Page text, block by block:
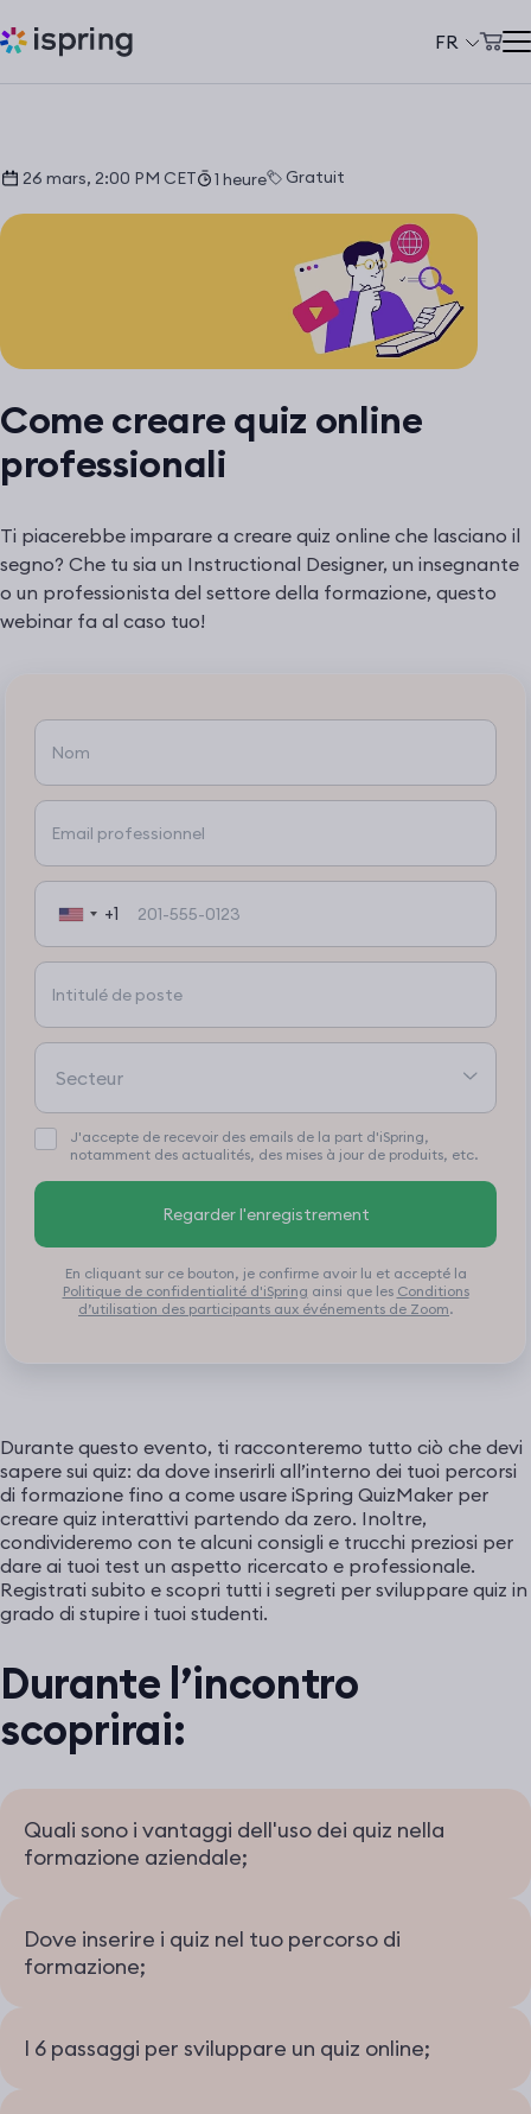
FR
Solutions
Clients
+33 970 019 436
support@ispring.fr
Mon compte
26 mars, 2:00 PM CET 1 heure Gratuit
Come creare quiz online
professionali
Ti piacerebbe imparare a creare quiz online che lasciano il
segno? Che tu sia un Instructional Designer, un insegnante
o un professionista del settore della formazione, questo
webinar fa al caso tuo!
+1
J'accepte de recevoir des emails de la part d'iSpring,
notamment des actualités, des mises à jour de produits, etc.
Regarder l'enregistrement
En cliquant sur ce bouton, je confirme avoir lu et accepté la
Politique de confidentialité d'iSpring ainsi que les Conditions
d’utilisation des participants aux événements de Zoom.
Durante questo evento, ti racconteremo tutto ciò che devi
sapere sui quiz: da dove inserirli all’interno dei tuoi percorsi
di formazione fino a come usare iSpring QuizMaker per
creare quiz interattivi partendo da zero. Inoltre,
condivideremo con te alcuni consigli e trucchi preziosi per
dare ai tuoi test un aspetto ricercato e professionale.
Registrati subito e scopri tutti i segreti per sviluppare quiz in
grado di stupire i tuoi studenti.
Durante l’incontro
scoprirai:
Quali sono i vantaggi dell'uso dei quiz nella
formazione aziendale;
Dove inserire i quiz nel tuo percorso di
formazione;
I 6 passaggi per sviluppare un quiz online;